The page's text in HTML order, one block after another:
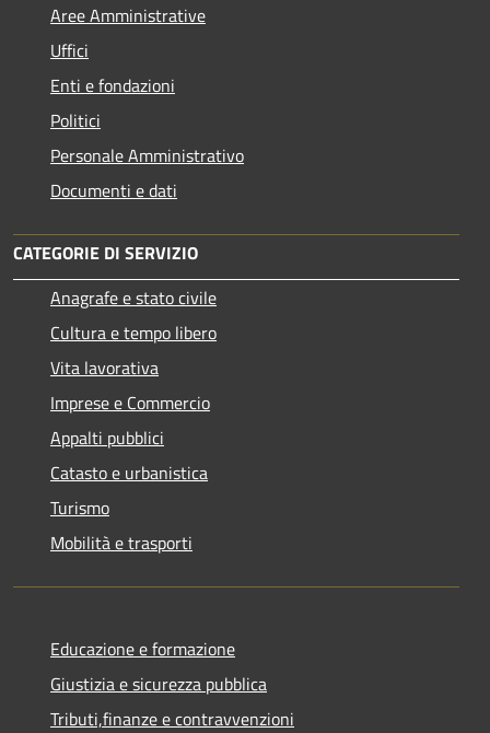
Aree Amministrative
Uffici
Enti e fondazioni
Politici
Personale Amministrativo
Documenti e dati
CATEGORIE DI SERVIZIO
Anagrafe e stato civile
Cultura e tempo libero
Vita lavorativa
Imprese e Commercio
Appalti pubblici
Catasto e urbanistica
Turismo
Mobilità e trasporti
Educazione e formazione
Giustizia e sicurezza pubblica
Tributi,finanze e contravvenzioni